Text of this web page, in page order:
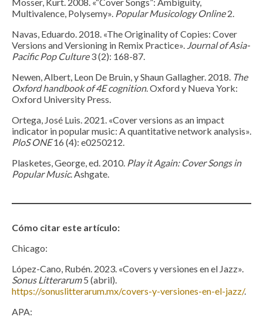
Multivalence, Polysemy». Popular Musicology Online2.
Navas, Eduardo. 2018. «The Originality of Copies: Cover
Versions and Versioning in Remix Practice». Journal of Asia-
Pacific Pop Culture3 (2): 168-87.
Newen, Albert, Leon De Bruin, y Shaun Gallagher. 2018. The
Oxford handbook of 4E cognition. Oxford y Nueva York:
Oxford University Press.
Ortega, José Luis. 2021. «Cover versions as an impact
indicator in popular music: A quantitative network analysis».
PloS ONE16 (4): e0250212.
Plasketes, George, ed. 2010. Play it Again: Cover Songs in
Popular Music. Ashgate.
Cómo citar este artículo:
Chicago:
López-Cano, Rubén. 2023. «Covers y versiones en el Jazz».
Sonus Litterarum5 (abril).
https://sonuslitterarum.mx/covers-y-versiones-en-el-jazz/.
APA: